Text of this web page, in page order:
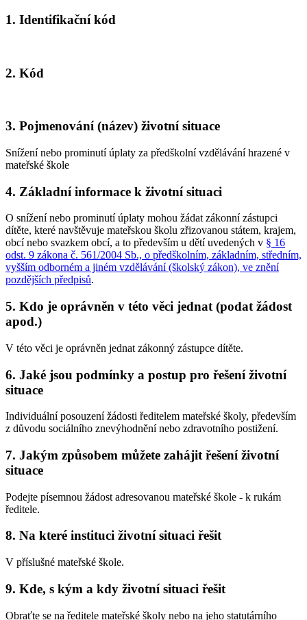
1. Identifikační kód
2. Kód
3. Pojmenování (název) životní situace
Snížení nebo prominutí úplaty za předškolní vzdělávání hrazené v
mateřské škole
4. Základní informace k životní situaci
O snížení nebo prominutí úplaty mohou žádat zákonní zástupci
dítěte, které navštěvuje mateřskou školu zřizovanou státem, krajem,
obcí nebo svazkem obcí, a to především u dětí uvedených v § 16
odst. 9 zákona č. 561/2004 Sb., o předškolním, základním, středním,
vyšším odborném a jiném vzdělávání (školský zákon), ve znění
pozdějších předpisů.
5. Kdo je oprávněn v této věci jednat (podat žádost
apod.)
V této věci je oprávněn jednat zákonný zástupce dítěte.
6. Jaké jsou podmínky a postup pro řešení životní
situace
Individuální posouzení žádosti ředitelem mateřské školy, především
z důvodu sociálního znevýhodnění nebo zdravotního postižení.
7. Jakým způsobem můžete zahájit řešení životní
situace
Podejte písemnou žádost adresovanou mateřské škole - k rukám
ředitele.
8. Na které instituci životní situaci řešit
V příslušné mateřské škole.
9. Kde, s kým a kdy životní situaci řešit
Obraťte se na ředitele mateřské školy nebo na jeho statutárního